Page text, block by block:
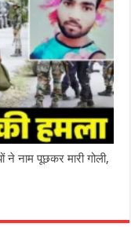
नाम पूछकर मारी गोली,